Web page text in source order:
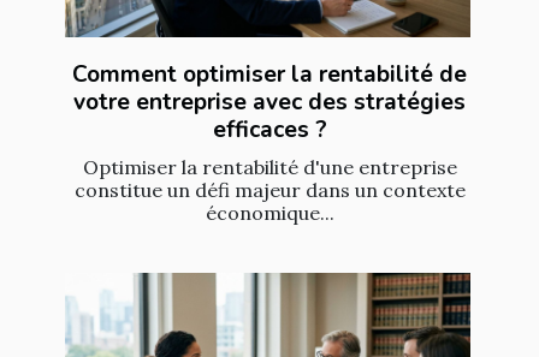
Comment optimiser la rentabilité de
votre entreprise avec des stratégies
efficaces ?
Optimiser la rentabilité d'une entreprise
constitue un défi majeur dans un contexte
économique...